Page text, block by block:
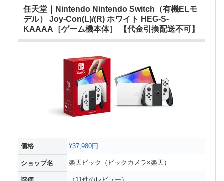
任天堂｜Nintendo Nintendo Switch（有機ELモ
デル） Joy-Con(L)/(R) ホワイト HEG-S-
KAAAA［ゲーム機本体］ 【代金引換配送不可】
価格 ¥37,980円
ショップ名 楽天ビック（ビックカメラ×楽天）